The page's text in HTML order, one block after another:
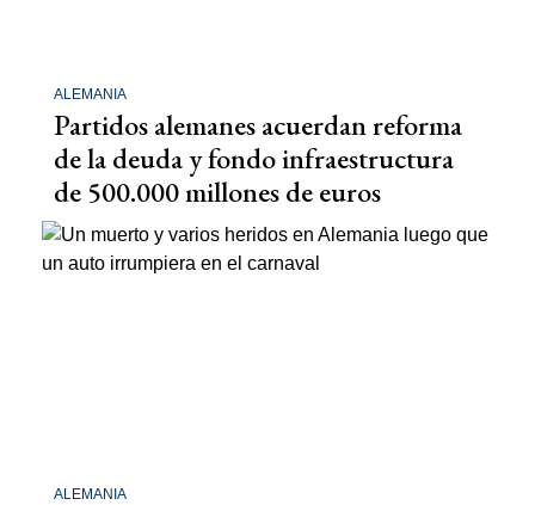
ALEMANIA
Partidos alemanes acuerdan reforma
de la deuda y fondo infraestructura
de 500.000 millones de euros
ALEMANIA